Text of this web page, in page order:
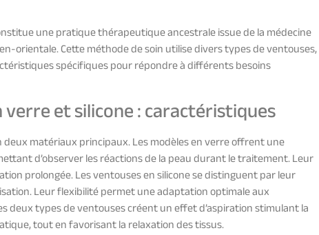
une pratique thérapeutique ancestrale issue de la médecine
orientale. Cette méthode de soin utilise divers types de ventouses,
spécifiques pour répondre à différents besoins
verre et silicone : caractéristiques
deux matériaux principaux. Les modèles en verre offrent une
d’observer les réactions de la peau durant le traitement. Leur
prolongée. Les ventouses en silicone se distinguent par leur
Leur flexibilité permet une adaptation optimale aux
deux types de ventouses créent un effet d’aspiration stimulant la
tout en favorisant la relaxation des tissus.